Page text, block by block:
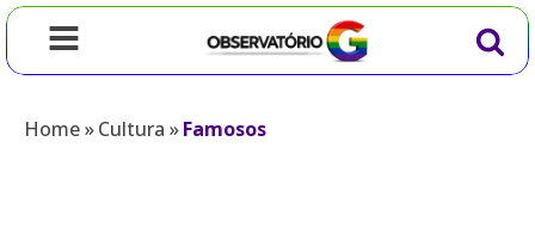
Home»Cultura »Famosos